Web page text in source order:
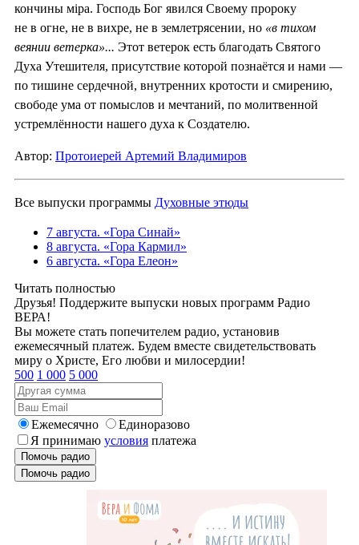
кончины мiра. Господь Бог явился Своему пророку
не в огне, не в вихре, не в землетрясении, но «в тихом
веянии ветерка»... Этот ветерок есть благодать Святого
Духа Утешителя, присутствие которой познаётся и нами —
по тишине сердечной, внутренних кротости и смирению,
свободе ума от помыслов и мечтаний, по молитвенной
устремлённости нашего духа к Создателю.
Автор: Протоиерей Артемий Владимиров
Все выпуски программы Духовные этюды
7 августа. «Гора Синай»
8 августа. «Гора Кармил»
6 августа. «Гора Елеон»
Читать полностью
Друзья! Поддержите выпуски новых программ Радио
ВЕРА!
Вы можете стать попечителем радио, установив
ежемесячный платеж. Будем вместе свидетельствовать
миру о Христе, Его любви и милосердии!
500 1 000 5 000
Ежемесячно
Единоразово
Я принимаю условия платежа
Помочь радио
Помочь радио